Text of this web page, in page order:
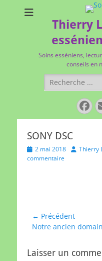
Thierry
Soins esséniens,
conseils en
Rechercher :
SONY DSC
Posted
on
2 mai 2018 Author
Thierry
commentaire
Navigation
de
← Précédent
Article
Notre ancien
Laisser un